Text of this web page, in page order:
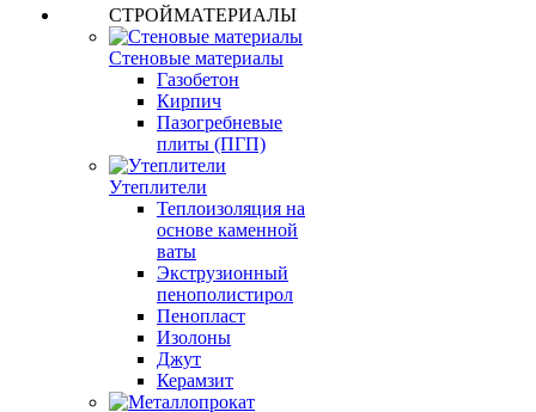
СТРОЙМАТЕРИАЛЫ
Стеновые материалы
Газобетон
Кирпич
Пазогребневые
плиты (ПГП)
Утеплители
Теплоизоляция на
основе каменной
ваты
Экструзионный
пенополистирол
Пенопласт
Изолоны
Джут
Керамзит